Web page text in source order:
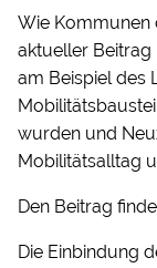
Wie Kommunen
aktueller Beitrag
am Beispiel des
wurden und
Mobilitätsalltag
Den Beitrag
Die Einbindung